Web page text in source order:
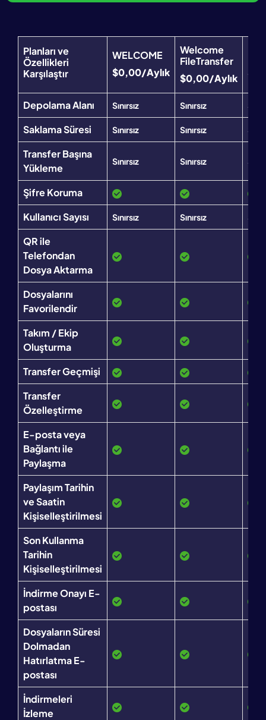
Planları ve
Özellikleri
Karşılaştır
WELCOME
$0,00/Aylık
Welcome
FileTransfer
$0,00/Aylık
Depolama Alanı Sınırsız Sınırsız
Saklama Süresi Sınırsız Sınırsız
Transfer Başına
Yükleme
Sınırsız Sınırsız
Şifre Koruma
Kullanıcı Sayısı
Sınırsız Sınırsız
QR ile
Telefondan
Dosya Aktarma
Dosyalarını
Favorilendir
Takım / Ekip
Oluşturma
Transfer Geçmişi
Transfer
Özelleştirme
E-posta veya
Bağlantı ile
Paylaşma
Paylaşım Tarihin
ve Saatin
Kişiselleştirilmesi
Son Kullanma
Tarihin
Kişiselleştirilmesi
İndirme Onayı E-
postası
Dosyaların Süresi
Dolmadan
Hatırlatma E-
postası
İndirmeleri
İzleme